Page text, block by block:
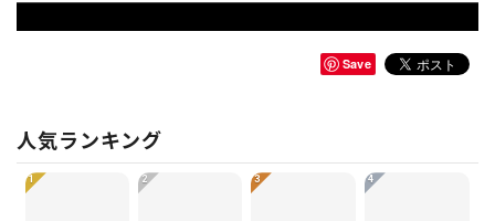
Save
人気ランキング
1 2 3 4